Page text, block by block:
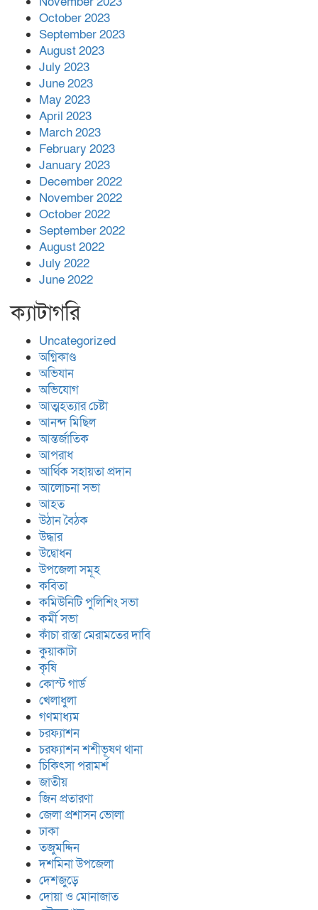
October 2023
September 2023
August 2023
July 2023
June 2023
May 2023
April 2023
March 2023
February 2023
January 2023
December 2022
November 2022
October 2022
September 2022
August 2022
July 2022
June 2022
ক্যাটাগরি
Uncategorized
অগ্নিকাণ্ড
অভিযান
অভিযোগ
আত্মহত্যার চেষ্টা
আনন্দ মিছিল
আন্তর্জাতিক
আপরাধ
আর্থিক সহায়তা প্রদান
আলোচনা সভা
আহত
উঠান বৈঠক
উদ্ধার
উদ্বোধন
উপজেলা সমূহ
কবিতা
কমিউনিটি পুলিশিং সভা
কর্মী সভা
কাঁচা রাস্তা মেরামতের দাবি
কুয়াকাটা
কৃষি
কোস্ট গার্ড
খেলাধুলা
গণমাধ্যম
চরফ্যাশন
চরফ্যাশন শশীভূষণ থানা
চিকিৎসা পরামর্শ
জাতীয়
জিন প্রতারণা
জেলা প্রশাসন ভোলা
ঢাকা
তজুমদ্দিন
দশমিনা উপজেলা
দেশজুড়ে
দোয়া ও মোনাজাত